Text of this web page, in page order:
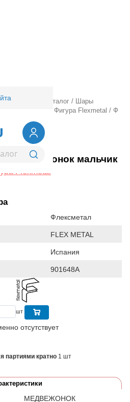
/ Оптовый каталог /
Шары
Фигура Flexmetal / Ф
Медвежонок мальчик
Flexmetal
Флексметал
FLEX METAL
Испания
901648A
шт
отсутствует
партиями кратно 1 шт
МЕДВЕЖОНОК